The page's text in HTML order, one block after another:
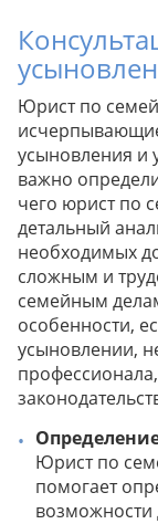
Юрист по
усыновления и
важно
чего юрист по
детальный
необходимых
сложным и
семейным
особенности,
усыновлении,
Юрист по
помогает
возможности